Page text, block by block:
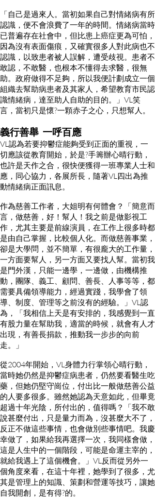
「自己是過來人。當初如果自己對情緒病有所
認識，便不會浪費了一年的時間。情緒病當時
已普遍存在社會中，但比患上癌症更為可怕，
因為沒有表面傷痕，又確實很多人對此病也不
認識，以致患者被人誤解，遭受歧視。患者不
敢認，不敢醫，也根本不懂得去求醫，很無
助。政府做得不足夠，所以我便計劃成立一個
組織去幫助病患者及其家人，希望教育市民認
識情緒病，達至助人自助的目的。」VL笑
言，當初只是懷?一顆赤子之心，只想幫人。
義行善舉 一呼百應
VL認為若要抑鬱症能夠受到正面的重視，一
切應該從教育開始，於是?手籌辦心晴行動，
也許是天作之合，很快便獲得一班專業人士和
應，同心協力，各展所長，隨著VL四出為推
動情緒病正面訊息。
作為慈善工作者，大姐明有何體會？「簡意而
言，做慈善，好！幫人！我之前是做影視工
作，尤其主要是前線演員，在工作上很多時都
是由自己掌握，比較個人化。而做慈善事業，
卻是大學問，並不簡單，有很龐大的工作量，
一方面要幫人，另一方面又要找人幫。當初我
是門外漢，只能一邊學，一邊做，由機構推
動，團隊、義工、顧問、善長、人事等等，都
需要具備領導能力，經過實踐，我學會了領
導、制度、管理等之前沒有的經驗。」VL認
為，「我相信上天是有安排的，我感覺到一直
有股力量在幫助我，適當的時候，就會有人才
出現，有善長捐款，推動我一步步的向前
走。」
從2004年開始，VL身體力行掌領心晴行動，
當時她仍然是抑鬱症病患者，仍然要看醫生吃
藥，但她仍堅守崗位，付出比一般做慈善公益
的人要多很多。雖然她認為天意如此，但畢竟
超過十年光陰，所付出的，值得嗎？「我不敢
說甚麼付出，只是量力而為，沒甚麼大不了，
反正不做這些事情，也會做別些事情吧。我慶
幸做了，如果給我再選擇一次，我同樣會做，
這是人生中的一個階段，可能是命運主宰的，
就給我遇上了這個機會。」VL反而從另外一
個角度來看，在這十年裡，她學到了很多，尤
其是管理上的知識、策劃和營運等技巧，讓她
自我開創，是有得?的。